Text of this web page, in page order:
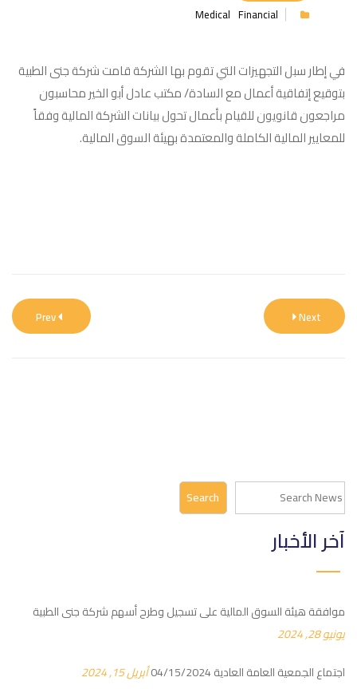
Financial
Medical
في إطار سبل التجهيزات التي تقوم بها الشركة قامت شركة جنى الطبية
بتوقيع إتفاقية أعمال مع السادة/ مكتب عادل أبو الخير محاسبون
مراجعون قانويون للقيام بأعمال تحول بيانات الشركة المالية وفقاً
للمعايير المالية الكاملة والمعتمدة بهيئة السوق المالية.
Prev Next
البحث Search
آخر الأخبار
موافقة هيئة السوق المالية على تسجيل وطرح أسهم شركة جنى الطبية
يونيو 28, 2024
اجتماع الجمعية العامة العادية 04/15/2024
أبريل 15, 2024